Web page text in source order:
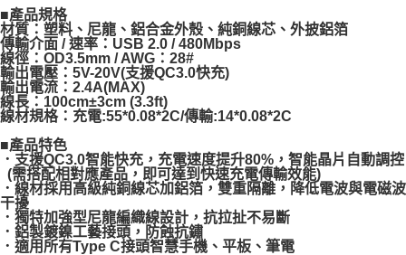
■產品規格
材質：塑料、尼龍、鋁合金外殼、純銅線芯、外披鋁箔
傳輸介面 / 速率：USB 2.0 / 480Mbps
線徑：OD3.5mm / AWG：28#
輸出電壓：5V-20V(支援QC3.0快充)
輸出電流：2.4A(MAX)
線長：100cm±3cm (3.3ft)
線材規格：充電:55*0.08*2C/傳輸:14*0.08*2C
■產品特色
．支援QC3.0智能快充，充電速度提升80%，智能晶片自動調控
(需搭配相對應產品，即可達到快速充電傳輸效能)
．線材採用高級純銅線芯加鋁箔，雙重隔離，降低電波與電磁波
干擾
．獨特加強型尼龍編織線設計，抗拉扯不易斷
．鋁製鍍鎳工藝接頭，防蝕抗鏽
．適用所有Type C接頭智慧手機、平板、筆電